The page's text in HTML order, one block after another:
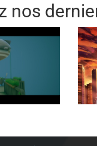
nos